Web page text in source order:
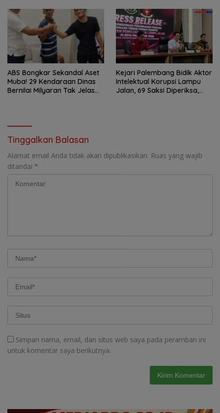
ABS Bongkar Sekandal Aset
Muba! 29 Kendaraan Dinas
Bernilai Milyaran Tak Jelas
Kejari Palembang Bidik Aktor
Intelektual Korupsi Lampu
Jalan, 69 Saksi Diperiksa,
Tinggalkan Balasan
Alamat email Anda tidak akan dipublikasikan. Ruas yang wajib
ditandai *
Simpan nama, email, dan situs web saya pada peramban ini
untuk komentar saya berikutnya.